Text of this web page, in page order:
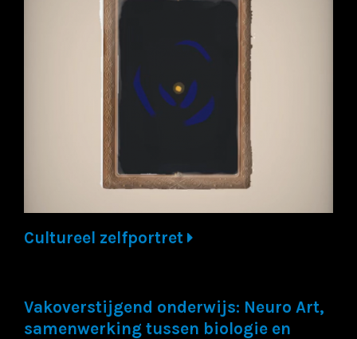
Cultureel zelfportret
Vakoverstijgend onderwijs: Neuro Art,
samenwerking tussen biologie en